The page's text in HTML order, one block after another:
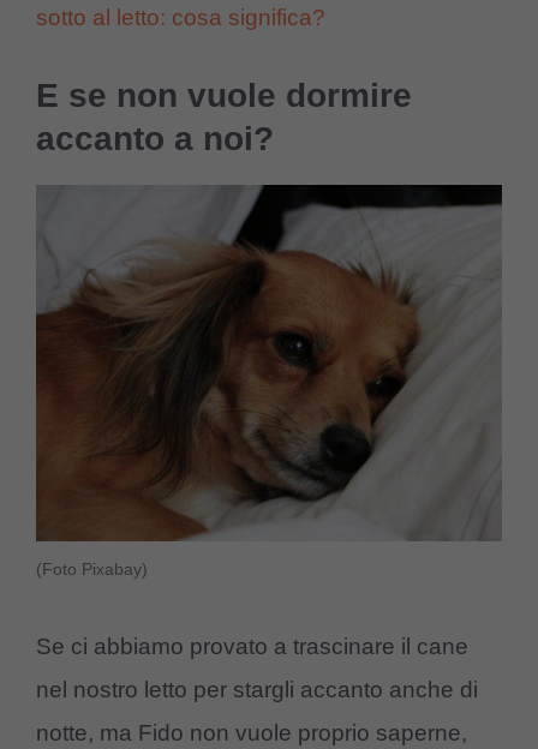
sotto al letto: cosa significa?
E se non vuole dormire
accanto a noi?
(Foto Pixabay)
Se ci abbiamo provato a trascinare il cane
nel nostro letto per stargli accanto anche di
notte, ma Fido non vuole proprio saperne,